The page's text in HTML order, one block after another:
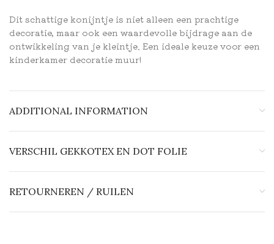
Dit schattige konijntje is niet alleen een prachtige
decoratie, maar ook een waardevolle bijdrage aan de
ontwikkeling van je kleintje. Een ideale keuze voor een
kinderkamer decoratie muur!
ADDITIONAL INFORMATION
VERSCHIL GEKKOTEX EN DOT FOLIE
RETOURNEREN / RUILEN